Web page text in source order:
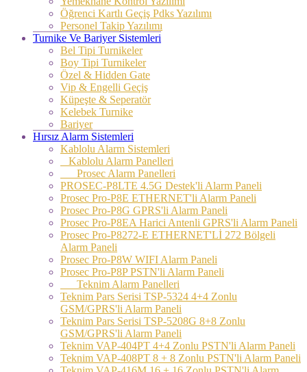
Öğrenci Kartlı Geçiş Pdks Yazılımı
Personel Takip Yazılımı
Turnike Ve Bariyer Sistemleri
Bel Tipi Turnikeler
Boy Tipi Turnikeler
Özel & Hidden Gate
Vip & Engelli Geçiş
Küpeşte & Seperatör
Kelebek Turnike
Bariyer
Hırsız Alarm Sistemleri
Kablolu Alarm Sistemleri
Kablolu Alarm Panelleri
Prosec Alarm Panelleri
PROSEC-P8LTE 4.5G Destek'li Alarm Paneli
Prosec Pro-P8E ETHERNET'li Alarm Paneli
Prosec Pro-P8G GPRS'li Alarm Paneli
Prosec Pro-P8EA Harici Antenli GPRS'li Alarm Paneli
Prosec Pro-P8272-E ETHERNET'Lİ 272 Bölgeli
Alarm Paneli
Prosec Pro-P8W WIFI Alarm Paneli
Prosec Pro-P8P PSTN'li Alarm Paneli
Teknim Alarm Panelleri
Teknim Pars Serisi TSP-5324 4+4 Zonlu
GSM/GPRS'li Alarm Paneli
Teknim Pars Serisi TSP-5208G 8+8 Zonlu
GSM/GPRS'li Alarm Paneli
Teknim VAP-404PT 4+4 Zonlu PSTN'li Alarm Paneli
Teknim VAP-408PT 8 + 8 Zonlu PSTN'li Alarm Paneli